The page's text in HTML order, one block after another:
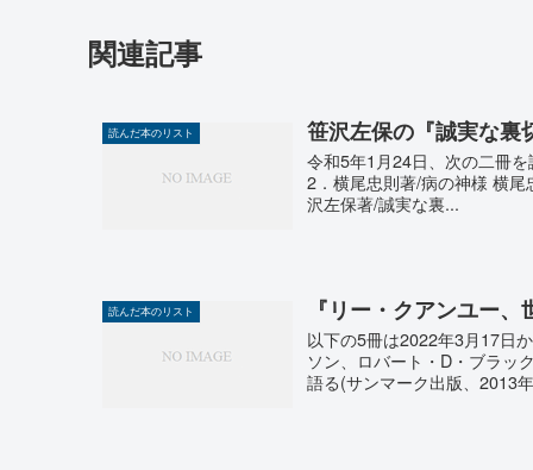
関連記事
読んだ本のリスト 笹沢左保の『誠実な裏
令和5年1月24日、次の二冊
2．横尾忠則著/病の神様 横
沢左保著/誠実な裏...
読んだ本のリスト 『リー・クアンユー
以下の5冊は2022年3月17日
ソン、ロバート・D・ブラッ
語る(サンマーク出版、2013